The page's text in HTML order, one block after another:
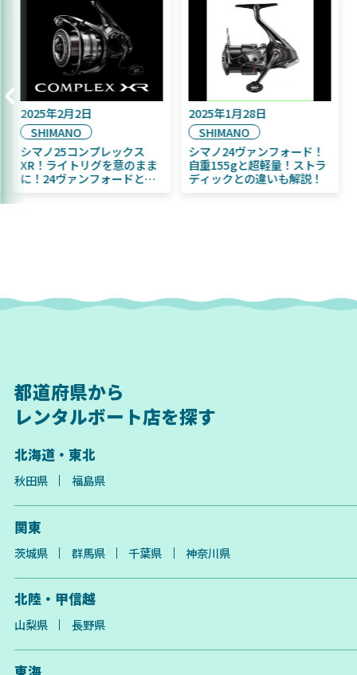
2025年9月16日
DAIWA
2025年11月発売予定！
DAIWA ふく魚／ちびふく魚
はビッグベイト初心者にお
2025年2月2日
SHIMANO
シマノ25コンプレックス
XR！ライトリグを意のまま
に！24ヴァンフォードとの
都道府県から
レンタルボート店を探す
北海道・東北
秋田県 福島県
関東
茨城県 群馬県 千葉県 神奈川県
北陸・甲信越
山梨県 長野県
東海